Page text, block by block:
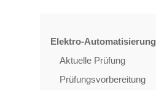
Elektro-Automatisierung
Aktuelle Prüfung
Prüfungsvorbereitung